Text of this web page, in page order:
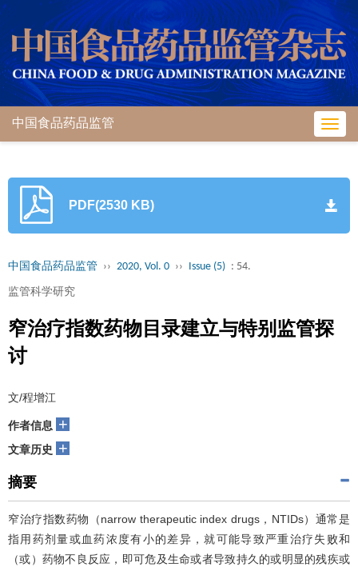
中国食品药品监管
PDF(2530 KB)
中国食品药品监管 ›› 2020, Vol. 0 ›› Issue (5) : 54.
监管科学研究
窄治疗指数药物目录建立与特别监管探
讨
文/程增江
作者信息 +
文章历史 +
摘要
窄治疗指数药物（narrow therapeutic index drugs，NTIDs）通常是
指用药剂量或血药浓度有小的差异，就可能导致严重治疗失败和
（或）药物不良反应，即可危及生命或者导致持久的或明显的残疾或